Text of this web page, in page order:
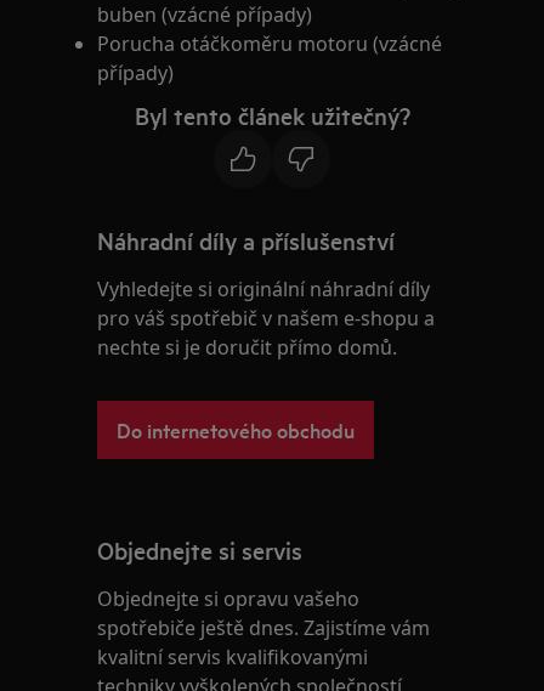
buben (vzácné případy)
Porucha otáčkoměru motoru (vzácné
případy)
Byl tento článek užitečný?
Náhradní díly a příslušenství
Vyhledejte si originální náhradní díly
pro váš spotřebič v našem e-shopu a
nechte si je doručit přímo domů.
Do internetového obchodu
Objednejte si servis
Objednejte si opravu vašeho
spotřebiče ještě dnes. Zajistíme vám
kvalitní servis kvalifikovanými